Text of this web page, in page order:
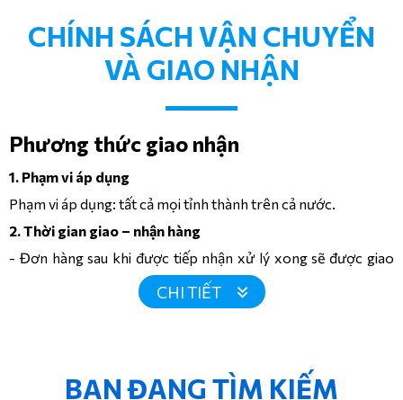
CHÍNH SÁCH VẬN CHUYỂN
VÀ GIAO NHẬN
Phương thức giao nhận
1. Phạm vi áp dụng
Phạm vi áp dụng: tất cả mọi tỉnh thành trên cả nước.
2. Thời gian giao – nhận hàng
- Đơn hàng sau khi được tiếp nhận xử lý xong sẽ được giao
ngay trong vòng 24h hoặc theo tiến độ hợp đồng.
- Đối với khách hàng ở tỉnh xa, sau khi tiếp nhận đơn hàng
CHI TIẾT
BẠN ĐANG TÌM KIẾM